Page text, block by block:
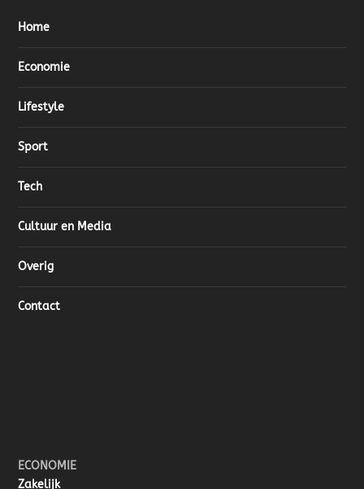
Home
Economie
Lifestyle
Sport
Tech
Cultuur en Media
Overig
Contact
ECONOMIE
Zakelijk